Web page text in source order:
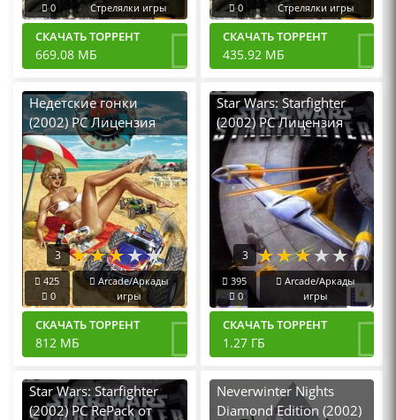
0
Стрелялки игры
СКАЧАТЬ ТОРРЕНТ
669.08 МБ
0
Стрелялки игры
СКАЧАТЬ ТОРРЕНТ
435.92 МБ
Недетские гонки
(2002) PC Лицензия
GOG
3
425
0
Arcade/Аркады
игры
СКАЧАТЬ ТОРРЕНТ
812 МБ
Star Wars: Starfighter
(2002) PC Лицензия
GOG
3
395
0
Arcade/Аркады
игры
СКАЧАТЬ ТОРРЕНТ
1.27 ГБ
Star Wars: Starfighter
(2002) PC RePack от
Neverwinter Nights
Diamond Edition (2002)